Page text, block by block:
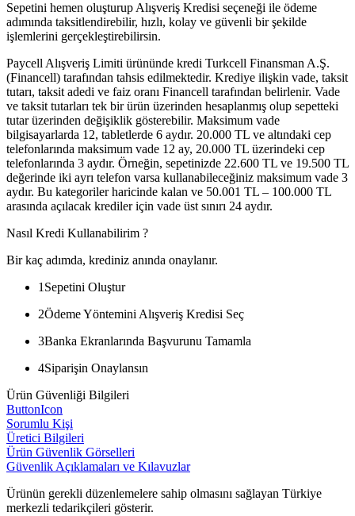
Sepetini hemen oluşturup Alışveriş Kredisi seçeneği ile ödeme
adımında taksitlendirebilir, hızlı, kolay ve güvenli bir şekilde
işlemlerini gerçekleştirebilirsin.
Paycell Alışveriş Limiti ürününde kredi Turkcell Finansman A.Ş.
(Financell) tarafından tahsis edilmektedir. Krediye ilişkin vade, taksit
tutarı, taksit adedi ve faiz oranı Financell tarafından belirlenir. Vade
ve taksit tutarları tek bir ürün üzerinden hesaplanmış olup sepetteki
tutar üzerinden değişiklik gösterebilir. Maksimum vade
bilgisayarlarda 12, tabletlerde 6 aydır. 20.000 TL ve altındaki cep
telefonlarında maksimum vade 12 ay, 20.000 TL üzerindeki cep
telefonlarında 3 aydır. Örneğin, sepetinizde 22.600 TL ve 19.500 TL
değerinde iki ayrı telefon varsa kullanabileceğiniz maksimum vade 3
aydır. Bu kategoriler haricinde kalan ve 50.001 TL – 100.000 TL
arasında açılacak krediler için vade üst sınırı 24 aydır.
Nasıl Kredi Kullanabilirim ?
Bir kaç adımda, krediniz anında onaylanır.
1 Sepetini Oluştur
2Ödeme Yöntemini Alışveriş Kredisi Seç
3Banka Ekranlarında Başvurunu Tamamla
4Siparişin Onaylansın
Ürün Güvenliği Bilgileri
ButtonIcon
Sorumlu Kişi
Üretici Bilgileri
Ürün Güvenlik Görselleri
Güvenlik Açıklamaları ve Kılavuzlar
Ürünün gerekli düzenlemelere sahip olmasını sağlayan Türkiye
merkezli tedarikçileri gösterir.